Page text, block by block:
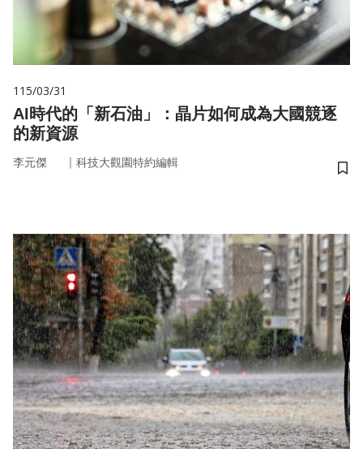
115/03/31
AI時代的「新石油」：晶片如何成為大國競逐
的新資源
李元傑 ｜ 科技大觀園特約編輯
儲